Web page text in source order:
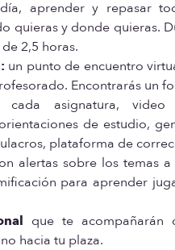
aprender y repasar
quieras y donde quieras.
2,5 horas.
un punto de encuentro
Encontrarás un
asignatura, video
de estudio,
plataforma de
alertas sobre los temas a
para aprender
que te acompañarán
hacia tu plaza.